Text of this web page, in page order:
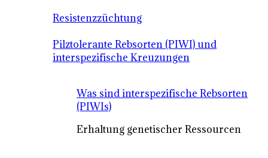
Resistenzzüchtung
Pilztolerante Rebsorten (PIWI) und
interspezifische Kreuzungen
Was sind interspezifische Rebsorten
(PIWIs)
Erhaltung genetischer Ressourcen